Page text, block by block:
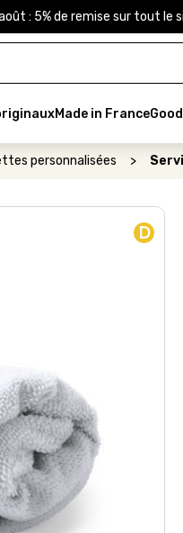
: 5% de remise sur tout le
Made in France
personnalisées >
D